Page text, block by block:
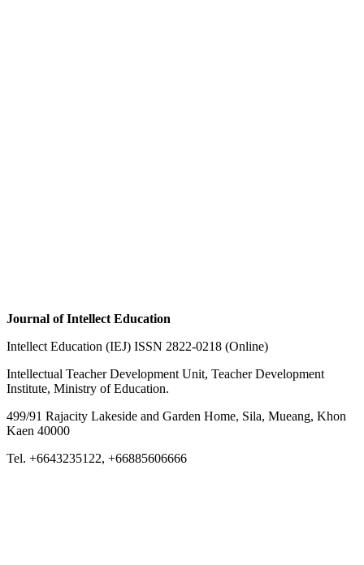
Journal of Intellect Education
Intellect Education (IEJ) ISSN 2822-0218 (Online)
Intellectual Teacher Development Unit, Teacher Development
Institute, Ministry of Education.
499/91 Rajacity Lakeside and Garden Home, Sila, Mueang, Khon
Kaen 40000
Tel. +6643235122, +66885606666